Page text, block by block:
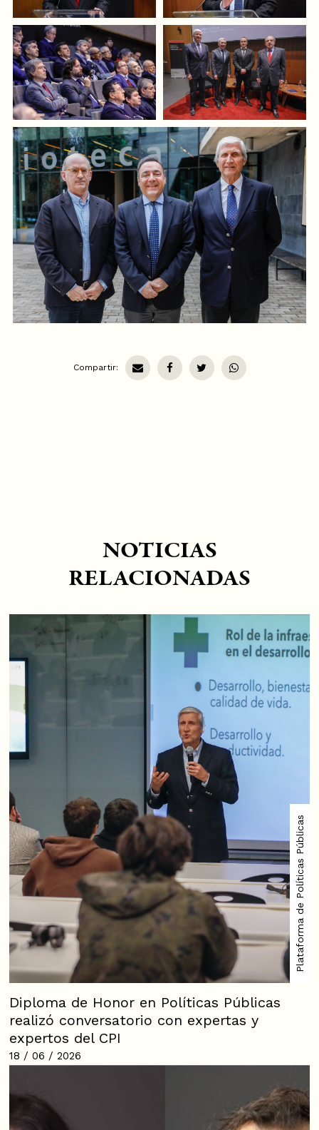
Compartir:
NOTICIAS
RELACIONADAS
Plataforma de Políticas Públicas
Diploma de Honor en Políticas Públicas
realizó conversatorio con expertas y
expertos del CPI
18 / 06 / 2026